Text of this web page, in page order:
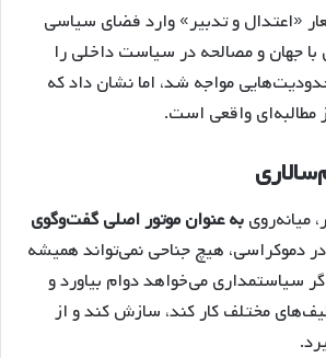
«اعتدال و تدبیر» وارد فضای سیاسی
جهان و مصالحه در سیاست داخلی را
مواجه شد، اما نشان داد که
مطالبه‌ای واقعی است.
میانه‌رویبه عنوان موتور اصلی گفت‌وگوی
دموکراسی، هیچ جناحی نمی‌تواند همیشه
سیاستمداری می‌خواهد دوام بیاورد و
طیف‌های مختلف کار کند، سازش کند و از